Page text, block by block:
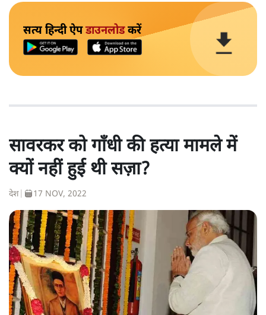
सत्य हिन्दी ऐपडाउनलोडकरें
सावरकर को गाँधी की हत्या मामले में
क्यों नहीं हुई थी सज़ा?
देश 17 NOV, 2022